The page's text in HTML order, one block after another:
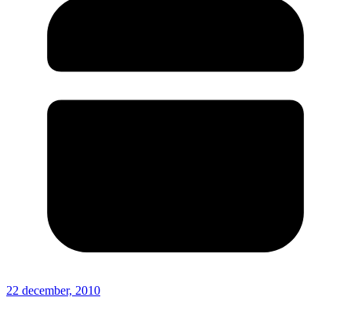
22 december, 2010